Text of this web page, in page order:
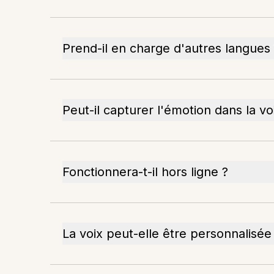
Prend-il en charge d'autres langues
Peut-il capturer l'émotion dans la
Fonctionnera-t-il hors ligne ?
La voix peut-elle être personnalisée